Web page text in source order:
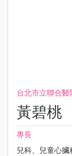
台北市立聯合
黃碧桃
專長
兒科、兒童心